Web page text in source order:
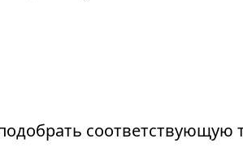
соответствующую